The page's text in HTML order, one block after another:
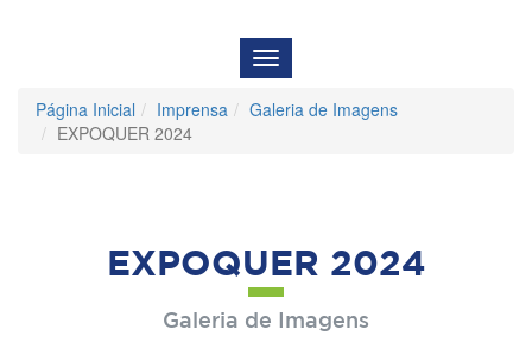
Menu
de
Navegação
Página Inicial Imprensa
Galeria de Imagens
EXPOQUER 2024
EXPOQUER 2024
Galeria de Imagens